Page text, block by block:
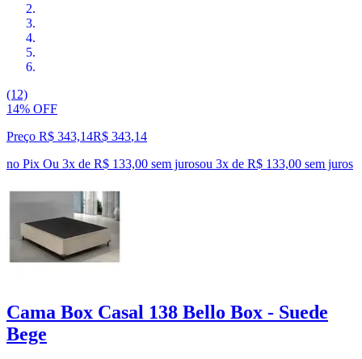
(12)
14% OFF
Preço R$ 343,14R$ 343,14
no Pix Ou 3x de R$ 133,00 sem jurosou 3x de R$ 133,00 sem juros
Cama Box Casal 138 Bello Box - Suede
Bege